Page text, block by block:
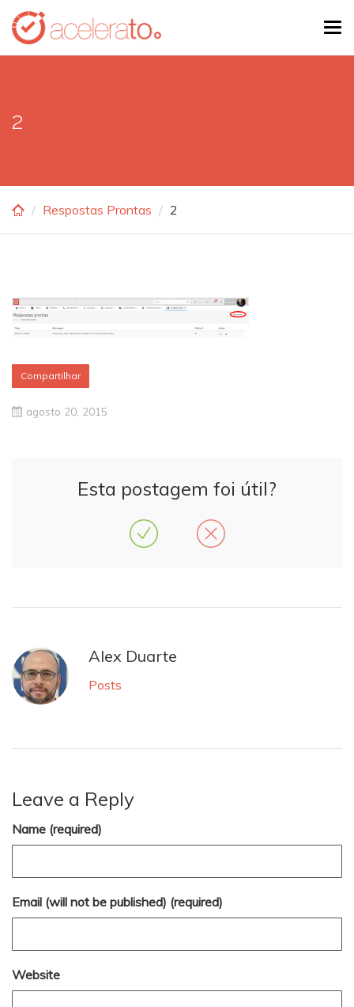
Skip
main
2
Respostas Prontas 2
Compartilhar
agosto 20, 2015
Esta postagem foi útil?
Alex Duarte
Posts
Leave a Reply
Name (required)
Email (will not be published) (required)
Website